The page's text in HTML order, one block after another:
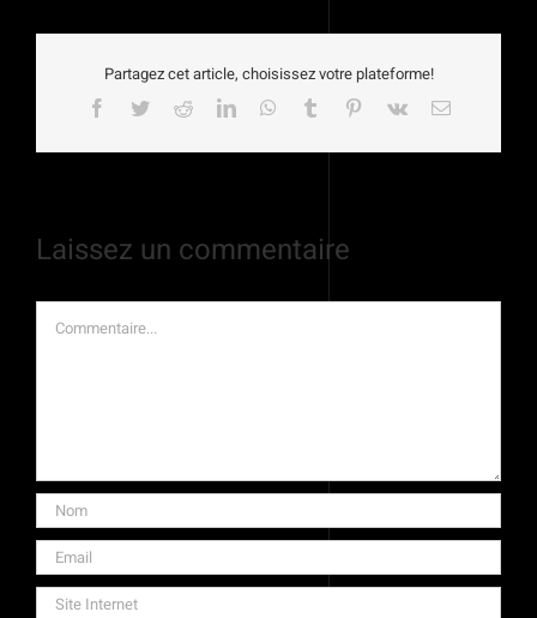
Partagez cet article, choisissez votre plateforme!
Facebook
TwitterRedditLinkedInWhatsApp
Tumblr Pinterest
Vk Email
Laissez un commentaire
Commentaire